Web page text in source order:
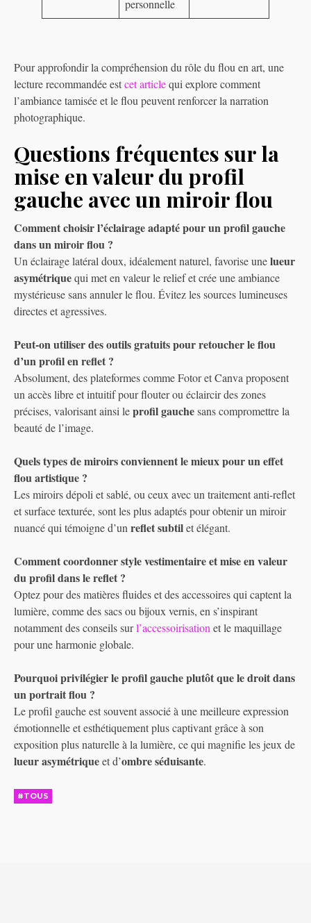
personnelle
Pour approfondir la compréhension du rôle du flou en art, une
lecture recommandée estcet articlequi explore comment
l’ambiance tamisée et le flou peuvent renforcer la narration
photographique.
Questions fréquentes sur la
mise en valeur du profil
gauche avec un miroir flou
Comment choisir l’éclairage adapté pour un profil gauche
dans un miroir flou ?
Un éclairage latéral doux, idéalement naturel, favorise unelueur
asymétriquequi met en valeur le relief et crée une ambiance
mystérieuse sans annuler le flou. Évitez les sources lumineuses
directes et agressives.
Peut-on utiliser des outils gratuits pour retoucher le flou
d’un profil en reflet ?
Absolument, des plateformes comme Fotor et Canva proposent
un accès libre et intuitif pour flouter ou éclaircir des zones
précises, valorisant ainsi leprofil gauchesans compromettre la
beauté de l’image.
Quels types de miroirs conviennent le mieux pour un effet
flou artistique ?
Les miroirs dépoli et sablé, ou ceux avec un traitement anti-reflet
et surface texturée, sont les plus adaptés pour obtenir un miroir
nuancé qui témoigne d’un reflet subtilet élégant.
Comment coordonner style vestimentaire et mise en valeur
du profil dans le reflet ?
Optez pour des matières fluides et des accessoires qui captent la
lumière, comme des sacs ou bijoux vernis, en s’inspirant
notamment des conseils surl’accessoirisation et le maquillage
pour une harmonie globale.
Pourquoi privilégier le profil gauche plutôt que le droit dans
un portrait flou ?
Le profil gauche est souvent associé à une meilleure expression
émotionnelle et esthétiquement plus captivant grâce à son
exposition plus naturelle à la lumière, ce qui magnifie les jeux de
lueur asymétriqueet d’ombre séduisante.
#TOUS